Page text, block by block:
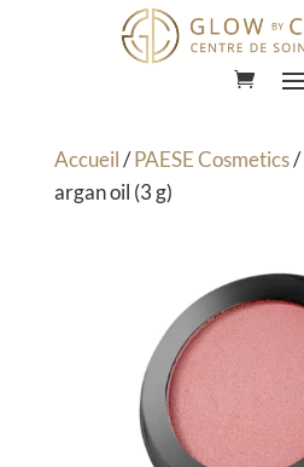
Accueil/PAESE Cosmetics/
argan oil (3 g)